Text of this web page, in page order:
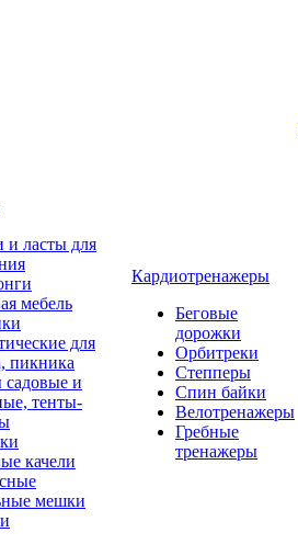
и ласты для
мебель
для
пикника
садовые и
тенты-
качели
мешки
Кардиотренажеры
Беговые
дорожки
Орбитреки
Степперы
Спин байки
Велотренажеры
Гребные
тренажеры